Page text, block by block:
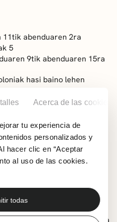
Acerca de las cookies
tu experiencia de
personalizados y
hacer clic en “Aceptar
al uso de las cookies.
todas
abenduaren 2ra
5
9tik abenduaren 15ra
hasi baino lehen
bakoitzeko.2 koloniak
epe bakoitzeko, hau da,
dagoela
datetan egingo da
bidez. Hortaz, beharrezkoa